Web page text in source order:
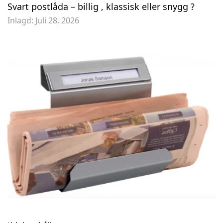
Svart postlåda – billig , klassisk eller snygg ?
Inlagd: Juli 28, 2026